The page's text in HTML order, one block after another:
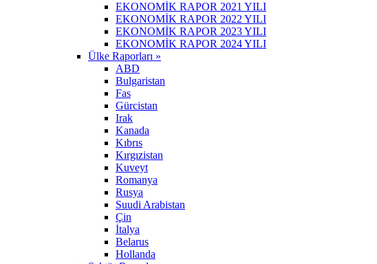
EKONOMİK RAPOR 2021 YILI
EKONOMİK RAPOR 2022 YILI
EKONOMİK RAPOR 2023 YILI
EKONOMİK RAPOR 2024 YILI
Ülke Raporları »
ABD
Bulgaristan
Fas
Gürcistan
Irak
Kanada
Kıbrıs
Kırgızistan
Kuveyt
Romanya
Rusya
Suudi Arabistan
Çin
İtalya
Belarus
Hollanda